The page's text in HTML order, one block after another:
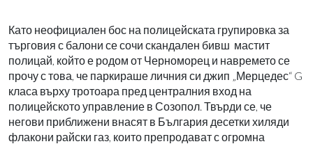
Като неофициален бос на полицейската групировка за
търговия с балони се сочи скандален бивш мастит
полицай, който е родом от Черноморец и навремето се
прочу с това, че паркираше личния си джип „Мерцедес“ G
класа върху тротоара пред централния вход на
полицейското управление в Созопол. Твърди се, че
негови приближени внасят в България десетки хиляди
флакони райски газ, които препродават с огромна